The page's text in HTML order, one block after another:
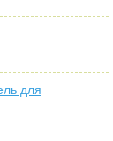
для